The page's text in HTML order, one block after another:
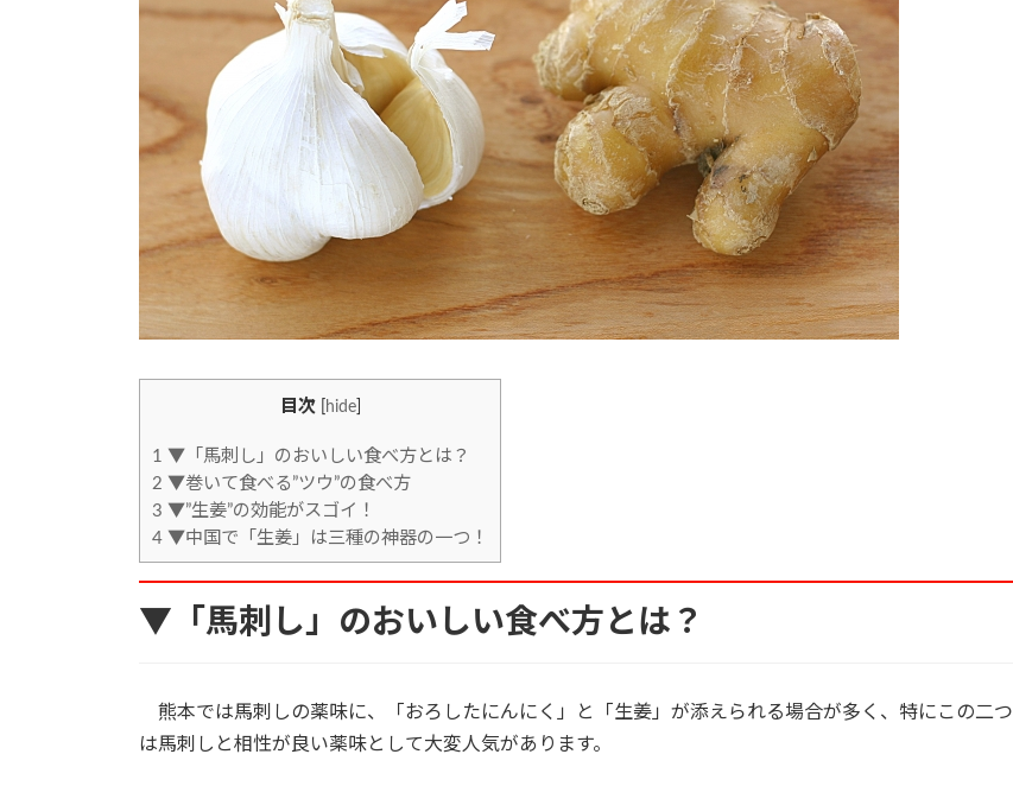
目次 hide]
1 ▼「馬刺し」のおいしい食べ方とは？
2 ▼巻いて食べる”ツウ”の食べ方
3 ▼”生姜”の効能がスゴイ！
4 ▼中国で「生姜」は三種の神器の一つ！
▼「馬刺し」のおいしい食べ方とは？
熊本では馬刺しの薬味に、「おろしたにんにく」と「生姜」が添えられる場合が多く、特にこの二つ
は馬刺しと相性が良い薬味として大変人気があります。